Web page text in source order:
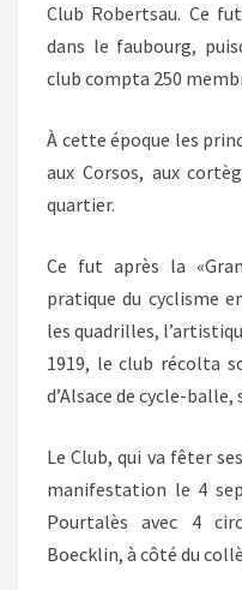
Club Robertsau. Ce
dans le faubourg,
club compta 250
À cette époque les
aux Corsos, aux
quartier.
Ce fut après la
pratique du cyclisme
les quadrilles,
1919, le club récolta
d’Alsace de cycle-balle,
Le Club, qui va fêter
manifestation le 4
Pourtalès avec 4
Boecklin, à côté du